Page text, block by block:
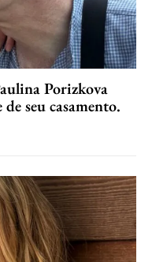
Porizkova
seu casamento.